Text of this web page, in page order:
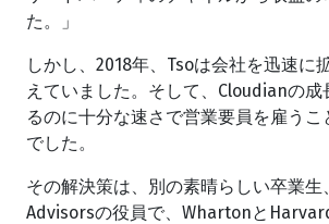
た。」
しかし、2018年、Tsoは会社を迅速に
えていました。そして、Cloudianの成
るのに十分な速さで営業要員を雇うこ
でした。
その解決策は、別の素晴らしい卒業
Advisorsの役員で、Whartonと